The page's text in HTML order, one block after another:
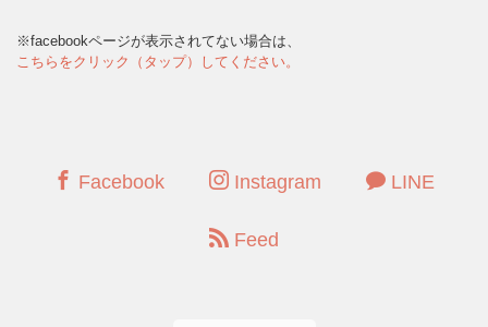
※facebookページが表示されてない場合は、
こちらをクリック（タップ）してください。
Facebook Instagram LINE
Feed